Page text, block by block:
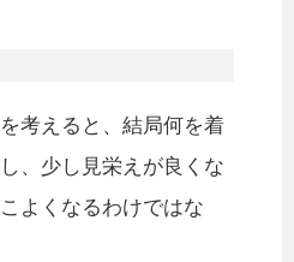
考えると、結局何を着
、少し見栄えが良くな
よくなるわけではな